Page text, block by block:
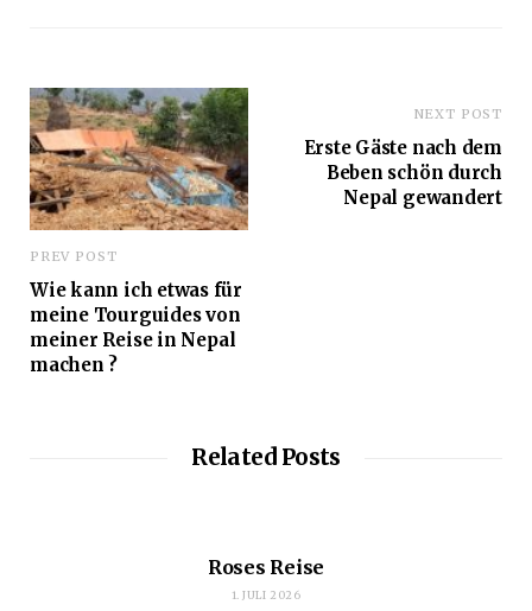
PREV POST
Wie kann ich etwas für
meine Tourguides von
meiner Reise in Nepal
machen ?
NEXT POST
Erste Gäste nach dem
Beben schön durch
Nepal gewandert
Related Posts
Roses Reise
1. JULI 2026